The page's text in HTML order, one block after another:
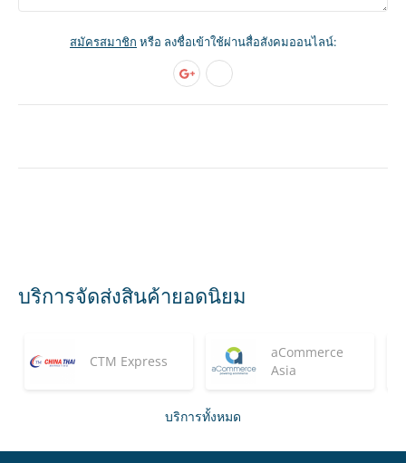
สมัครสมาชิก หรือ ลงชื่อเข้าใช้ผ่านสื่อสังคมออนไลน์:
บริการจัดส่งสินค้ายอดนิยม
CTM Express
aCommerce
Asia
บริการทั้งหมด